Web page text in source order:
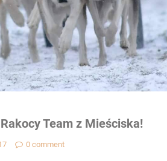
Team z Mieściska!
0 comment